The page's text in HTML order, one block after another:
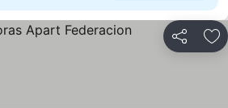
Compartir